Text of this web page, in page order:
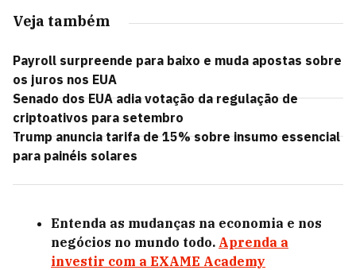
Veja também
Payroll surpreende para baixo e muda apostas sobre
os juros nos EUA
Senado dos EUA adia votação da regulação de
criptoativos para setembro
Trump anuncia tarifa de 15% sobre insumo essencial
para painéis solares
Entenda as mudanças na economia e nos
negócios no mundo todo. Aprenda a
investir com a EXAME Academy